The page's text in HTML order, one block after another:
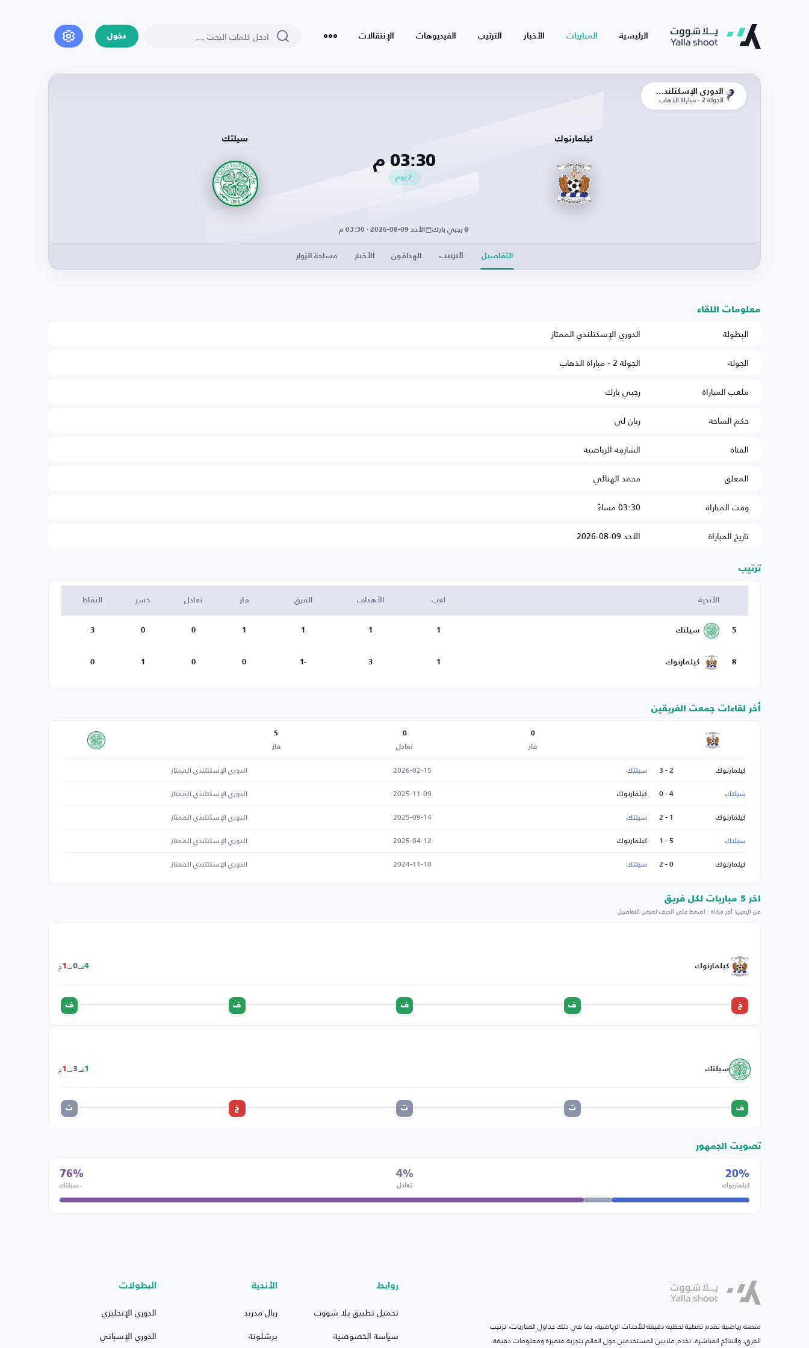
الرئيسية المباريات الأخبار الترتيب الفيديوهات الإنتقالات دخول
الجولة 2 - مباراة الذهاب
كيلمارنوك
03:30 م
2 يوم
سيلتك
رجبي بارك الأحد 09-08-2026 · 03:30 م
التفاصيل الترتيب الهدافون الأخبار مساحة الزوار
معلومات اللقاء
البطولة
الدوري الإسكتلندي الممتاز
الجولة
الجولة 2 - مباراة الذهاب
ملعب المباراة
رجبي بارك
حكم الساحة
ريان لي
القناة
الشارقة الرياضية
المعلق
محمد الهنائي
وقت المباراة
03:30 مساءً
تاريخ المباراة
الأحد 09-08-2026
ترتيب
الأندية لعب الأهداف الفرق فاز تعادل خسر النقاط
5 سيلتك 1
1
1
1
0
0
3
8 كيلمارنوك 1
3
-1
0
0
1
0
أخر لقاءات جمعت الفريقين
0
فاز
0
تعادل
5
فاز
كيلمارنوك 2 - 3 سيلتك 2026-02-15
الدوري الإسكتلندي الممتاز
سيلتك
4 - 0 كيلمارنوك 2025-11-09
الدوري الإسكتلندي الممتاز
كيلمارنوك
1 - 2 سيلتك 2025-09-14
الدوري الإسكتلندي الممتاز
سيلتك
5 - 1 كيلمارنوك 2025-04-12
الدوري الإسكتلندي الممتاز
كيلمارنوك
0 - 2 سيلتك 2024-11-10 الدوري الإسكتلندي الممتاز
اخر 5 مباريات لكل فريق
من اليمين: آخر مباراة · اضغط على الحرف لعرض التفاصيل
كيلمارنوك 4ف0ت 1خ
خ ف ف ف ف
سيلتك 1ف3ت 1خ
ف ت ت خ ت
تصويت الجمهور
20%
كيلمارنوك
4%
تعادل
76%
سيلتك
منصة رياضية تقدم تغطية لحظية دقيقة للأحداث الرياضية، بما في ذلك جداول المباريات، ترتيب
الفرق، والنتائج المباشرة. نخدم ملايين المستخدمين حول العالم بتجربة متميزة ومعلومات دقيقة.
روابط
تحميل تطبيق يلا شووت
سياسة الخصوصية
الأندية
ريال مدريد
برشلونة
البطولات
الدوري الإنجليزي
الدوري الإسباني